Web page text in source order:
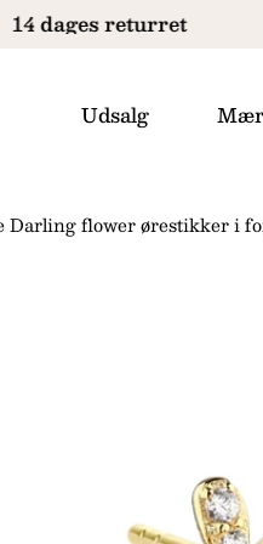
14 dages returret
Udsalg
Darling flower ørestikker i